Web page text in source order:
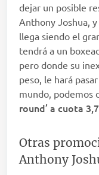
dejar un posible
Anthony Joshua,
llega siendo el
tendrá a un
pero donde su
peso, le hará
mundo, podemos
round’ a cuota
Otras
Anthony